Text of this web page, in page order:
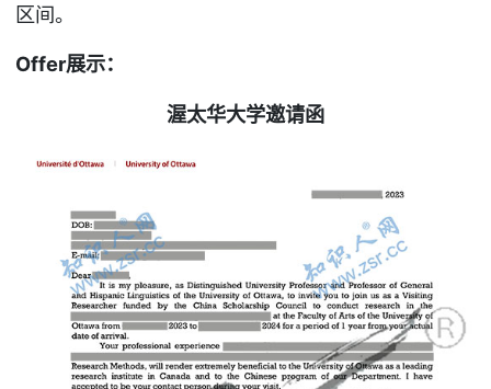
区间。
Offer展示：
渥太华大学邀请函